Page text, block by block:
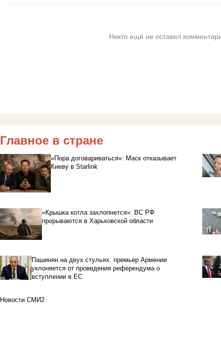
Никто ещё не оставил
Главное в стране
«Пора договариваться»: Маск отказывает
Киеву в Starlink
«Крышка котла захлопнется»: ВС РФ
прорываются в Харьковской области
Пашинян на двух стульях: премьер Армении
уклоняется от проведения референдума о
вступлении в ЕС
Новости СМИ2